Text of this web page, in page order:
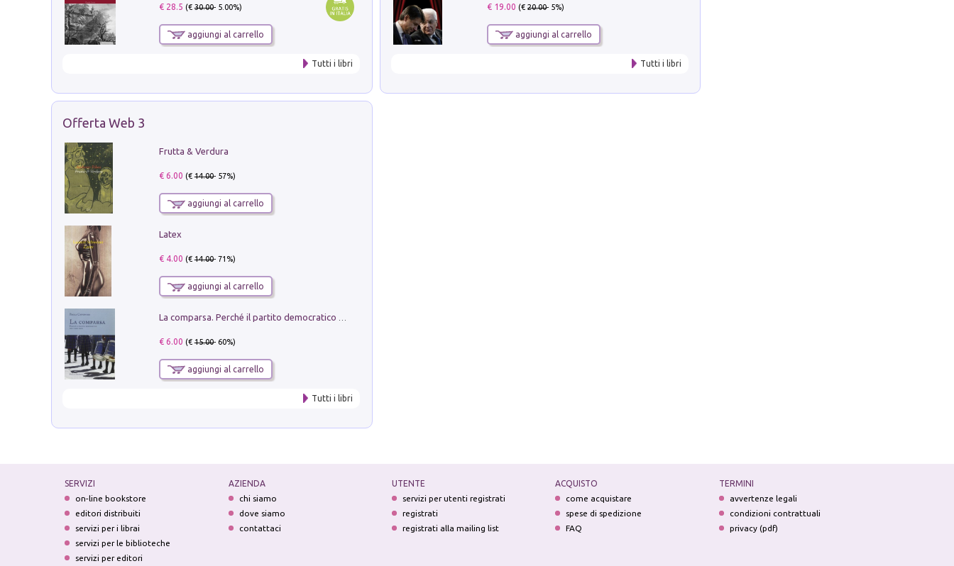
€ 28.5 (€30.00- 5.00%)
aggiungi al carrello
Tutti i libri
€ 19.00 (€20.00- 5%)
aggiungi al carrello
Tutti i libri
Offerta Web 3
Frutta & Verdura
€ 6.00 (€14.00- 57%)
aggiungi al carrello
Latex
€ 4.00 (€14.00- 71%)
aggiungi al carrello
€ 6.00 (€15.00- 60%)
aggiungi al carrello
Tutti i libri
SERVIZI
on-line bookstore
editori distribuiti
servizi per i librai
servizi per le biblioteche
servizi per editori
AZIENDA
chi siamo
dove siamo
contattaci
UTENTE
servizi per utenti registrati
registrati
registrati alla mailing list
ACQUISTO
come acquistare
spese di spedizione
FAQ
TERMINI
avvertenze legali
condizioni contrattuali
privacy (pdf)